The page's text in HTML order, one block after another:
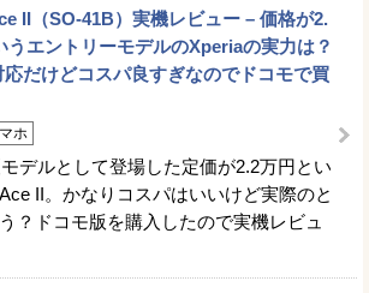
II（SO-41B）実機レビュー – 価格が2.
うエントリーモデルのXperiaの実力は？
だけどコスパ良すぎなのでドコモで買
ホ
デルとして登場した定価が2.2万円とい
II。かなりコスパはいいけど実際のと
？ドコモ版を購入したので実機レビュ